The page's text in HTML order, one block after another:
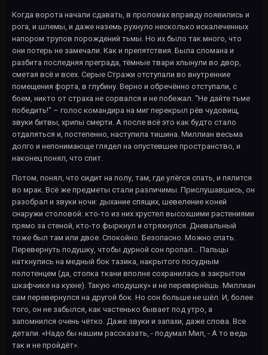
Когда ворота начали сдавать, в проломах вправду появились и
рога, и шлемы, и даже наземь рухнуло несколько искалеченных
напором трупов порождений тьмы. Но их было так много, что
они потерь не замечали. Как и препятствия. Была сломана и
разбита последняя преграда, тёмные твари хлынули во двор,
сметая всё и всех. Серые Стражи отступали во внутренние
помещения форта, в глубину. Верно и обречённо отступали, с
боем, никто от страха не сорвался и не побежал. "Не дайте тьме
победить!" – голос командира на миг перекрыл рёв чудовищ,
звуки битвы, хрипы смерти. А после всё это как будто стало
отдаляться и, постепенно, наступила тишина. Миллиан весьма
долго и непонимающе глядел на опустевшее пространство, и
наконец понял, что спит.
Потом, понял, что сидит на полу, там, где улёгся спать, и пялится
во мрак. Всё же предметы стали различимы. Прислушавшись, он
разобрал и звуки ночи: дыхание спящих, шевеление коней
снаружи столовой: кто-то из них хрустел высохшими растениями
прямо за стеной, кто-то фыркнул и отряхнулся. Дневальный
тоже был там или двое. Спокойно. Безопасно. Можно спать.
Перевернуть подушку, чтобы дурной сон пропал… Пальцы
наткнулись на медный бок тазика, накрытого посудным
полотенцем (да, стопка ткани вполне сохранилась в закрытом
шкафчике на кухне). Такую «подушку» и не перевернёшь. Миллиан
сам перевернулся на другой бок. Но сон больше не шёл. И, более
того, он не забылся, как частенько бывает под утро, а
запомнился очень чётко. Даже звуки и запахи, даже слова. Все
детали. «Надо бы нашим рассказать, - подумал Мил, - А то ведь
так и не пройдёт».